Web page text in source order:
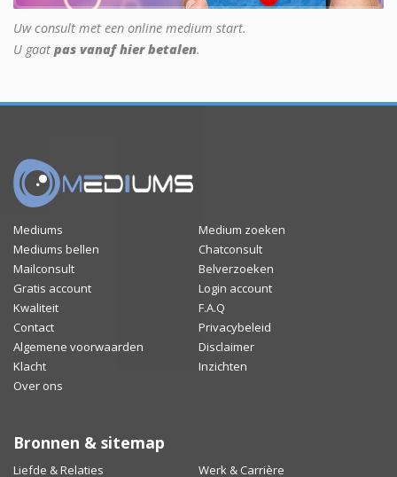
Uw consult met een online medium start.
U gaat pas vanaf hier betalen.
Mediums
Medium zoeken
Mediums bellen
Chatconsult
Mailconsult
Belverzoeken
Gratis account
Login account
Kwaliteit
F.A.Q
Contact
Privacybeleid
Algemene voorwaarden
Disclaimer
Klacht
Inzichten
Over ons
Bronnen & sitemap
Liefde & Relaties Werk & Carrière